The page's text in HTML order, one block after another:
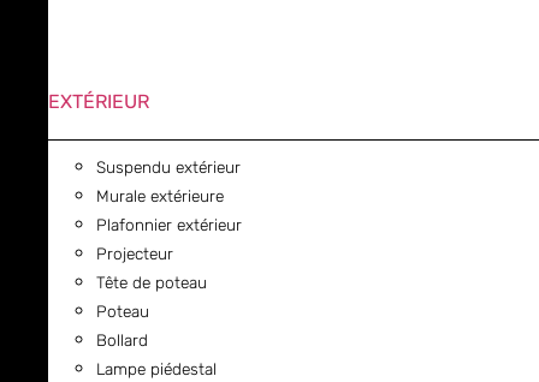
EXTÉRIEUR
Suspendu extérieur
Murale extérieure
Plafonnier extérieur
Projecteur
Tête de poteau
Poteau
Bollard
Lampe piédestal